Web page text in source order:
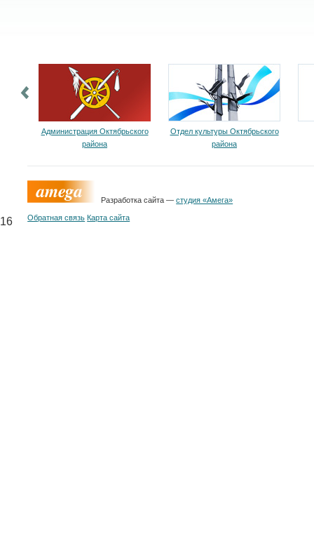
Администрация Октябрьского
района
Отдел культуры Октябрьского
района
Разработка сайта —студия «Амега»
Обратная связь Карта сайта
16